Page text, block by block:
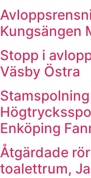
Kungsängen
Stopp i
Väsby Östra
Enköping
Åtgärdade
toalettrum,